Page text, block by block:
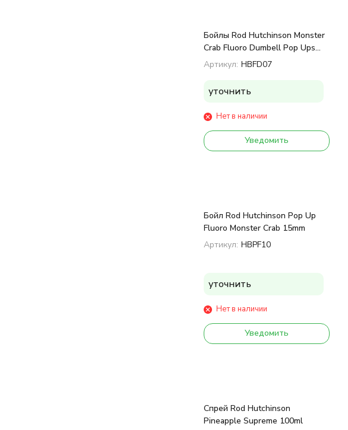
Бойлы Rod Hutchinson Monster
Crab Fluoro Dumbell Pop Ups
12mm 60g
Артикул: HBFD07
уточнить
Нет в наличии
Уведомить
Бойл Rod Hutchinson Pop Up
Fluoro Monster Crab 15mm
Артикул: HBPF10
уточнить
Нет в наличии
Уведомить
Спрей Rod Hutchinson
Pineapple Supreme 100ml